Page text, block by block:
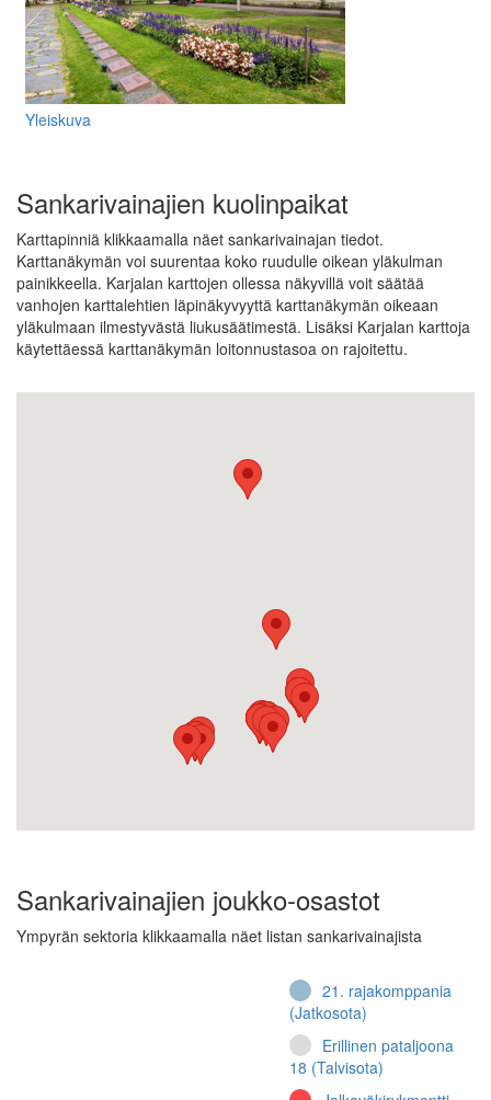
Yleiskuva
Sankarivainajien kuolinpaikat
Karttapinniä klikkaamalla näet sankarivainajan tiedot.
Karttanäkymän voi suurentaa koko ruudulle oikean yläkulman
painikkeella. Karjalan karttojen ollessa näkyvillä voit säätää
vanhojen karttalehtien läpinäkyvyyttä karttanäkymän oikeaan
yläkulmaan ilmestyvästä liukusäätimestä. Lisäksi Karjalan karttoja
käytettäessä karttanäkymän loitonnustasoa on rajoitettu.
Sankarivainajien joukko-osastot
Ympyrän sektoria klikkaamalla näet listan sankarivainajista
21. rajakomppania
(Jatkosota)
Erillinen pataljoona
18 (Talvisota)